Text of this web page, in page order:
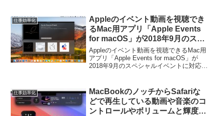
仕事効率化
Appleのイベント動画を視聴でき
るMac用アプリ「Apple Events
for macOS」が2018年9月のスペ
シャルイベントに対応。
Appleのイベント動画を視聴できるMac用
アプリ「Apple Events for macOS」が
2018年9月のスペシャルイベントに対応し
仕事効率化
MacBookのノッチからSafariな
どで再生している動画や音楽のコ
ントロールやボリュームと輝度の